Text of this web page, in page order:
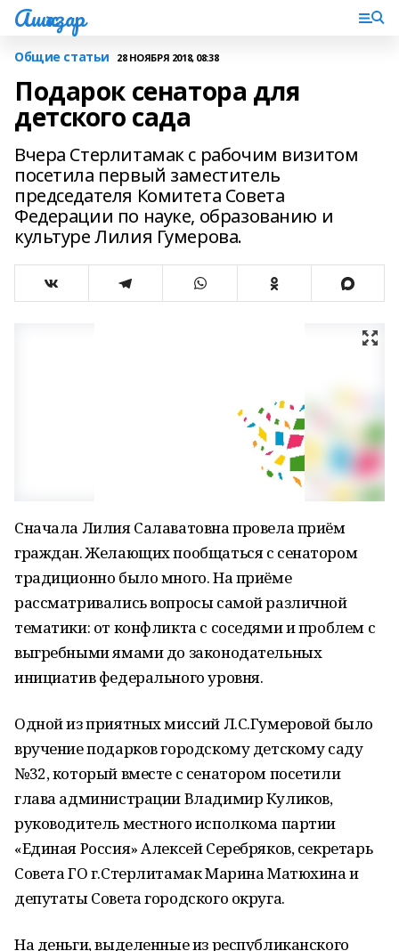
Ашҡаҙар
Общие статьи 28 НОЯБРЯ 2018, 08:38
Подарок сенатора для
детского сада
Вчера Стерлитамак с рабочим визитом
посетила первый заместитель
председателя Комитета Совета
Федерации по науке, образованию и
культуре Лилия Гумерова.
Сначала Лилия Салаватовна провела приём
граждан. Желающих пообщаться с сенатором
традиционно было много. На приёме
рассматривались вопросы самой различной
тематики: от конфликта с соседями и проблем с
выгребными ямами до законодательных
инициатив федерального уровня.
Одной из приятных миссий Л.С.Гумеровой было
вручение подарков городскому детскому саду
№32, который вместе с сенатором посетили
глава администрации Владимир Куликов,
руководитель местного исполкома партии
«Единая Россия» Алексей Серебряков, секретарь
Совета ГО г.Стерлитамак Марина Матюхина и
депутаты Совета городского округа.
На деньги, выделенные из республиканского